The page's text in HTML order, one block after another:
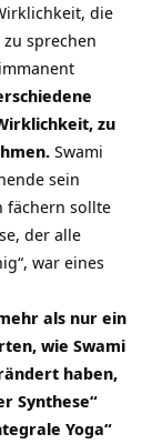
die
sprechen
zu
Swami
sein
fächern sollte
der alle
war eines
als nur ein
wie Swami
haben,
Synthese“
Yoga“